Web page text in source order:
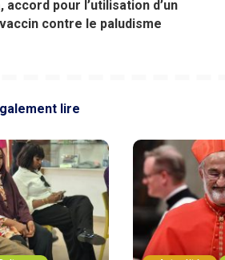
accord pour l’utilisation d’un
contre le paludisme
lire